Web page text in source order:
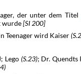
der unter dem Titel
wurde[SI 200]
Teenager wird Kaiser
; Lego (S.23); Dr. Quendts